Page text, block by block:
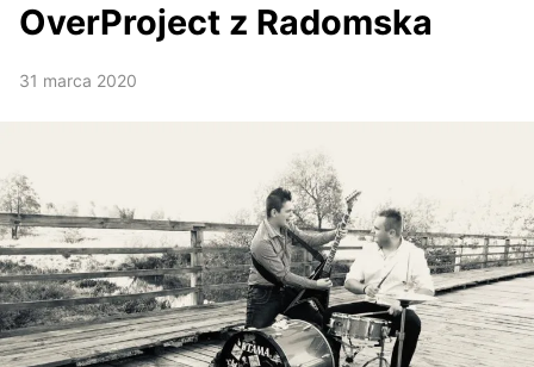
OverProject z Radomska
31 marca 2020